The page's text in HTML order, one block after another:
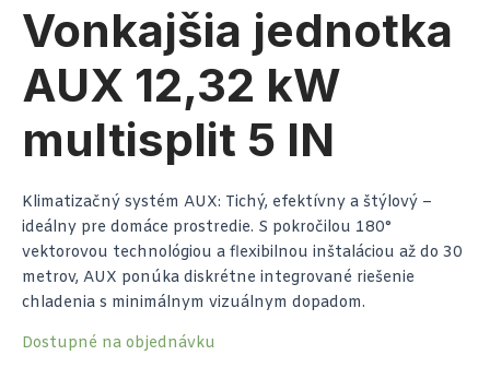
Vonkajšia jednotka
AUX 12,32 kW
multisplit 5 IN
Klimatizačný systém AUX: Tichý, efektívny a štýlový –
ideálny pre domáce prostredie. S pokročilou 180°
vektorovou technológiou a flexibilnou inštaláciou až do 30
metrov, AUX ponúka diskrétne integrované riešenie
chladenia s minimálnym vizuálnym dopadom.
Dostupné na objednávku